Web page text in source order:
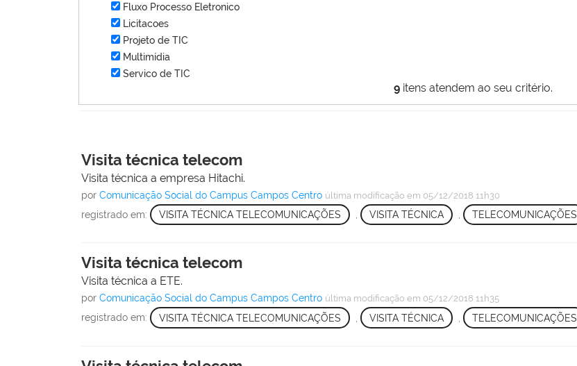
9itens atendem ao seu critério.
Fluxo Processo Eletronico
Licitacoes
Projeto de TIC
Multimídia
Servico de TIC
Visita técnica telecom
Visita técnica a empresa Hitachi.
porComunicação Social do Campus Campos Centro última modificação em 05/12/2018 11h30
registrado em: VISITA TÉCNICA TELECOMUNICAÇÕES VISITA TÉCNICA TELECOMUNICAÇÕES
Visita técnica telecom
Visita técnica a ETE.
porComunicação Social do Campus Campos Centro última modificação em 05/12/2018 11h35
registrado em: VISITA TÉCNICA TELECOMUNICAÇÕES VISITA TÉCNICA TELECOMUNICAÇÕES